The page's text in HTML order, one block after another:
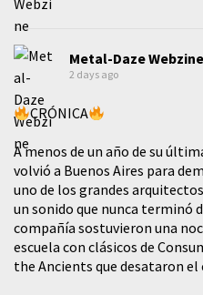
Metal-Daze Webzine
2 days ago
CRÓNICA
A menos de un año de su
volvió a Buenos Aires para
uno de los grandes
un sonido que nunca terminó
compañía sostuvieron una
escuela con clásicos de
the Ancients que desataron el